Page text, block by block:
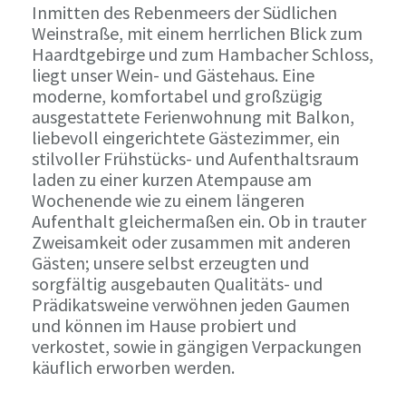
Inmitten des Rebenmeers der Südlichen
Weinstraße, mit einem herrlichen Blick zum
Haardtgebirge und zum Hambacher Schloss,
liegt unser Wein- und Gästehaus. Eine
moderne, komfortabel und großzügig
ausgestattete Ferienwohnung mit Balkon,
liebevoll eingerichtete Gästezimmer, ein
stilvoller Frühstücks- und Aufenthaltsraum
laden zu einer kurzen Atempause am
Wochenende wie zu einem längeren
Aufenthalt gleichermaßen ein. Ob in trauter
Zweisamkeit oder zusammen mit anderen
Gästen; unsere selbst erzeugten und
sorgfältig ausgebauten Qualitäts- und
Prädikatsweine verwöhnen jeden Gaumen
und können im Hause probiert und
verkostet, sowie in gängigen Verpackungen
käuflich erworben werden.